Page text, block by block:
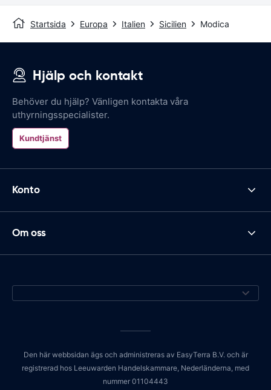
Startsida Europa Italien Sicilien Modica
Hjälp och kontakt
Behöver du hjälp? Vänligen kontakta våra
uthyrningsspecialister.
Kundtjänst
Konto
Om oss
Den här webbsidan ägs och administreras av EasyTerra B.V. och är
registrerad hos Leeuwarden Handelskammare, Nederländerna, med
nummer 01104443